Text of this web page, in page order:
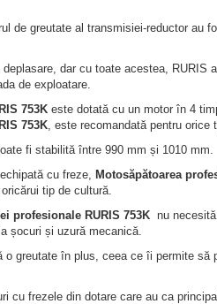
de greutate al transmisiei-reductor au
dar cu toate acestea,
de exploatare.
753Keste dotată cu un motor în 4
753K, este recomandată pentru orice
fi stabilită între 990 mm și 1010 mm.
cu freze, Motosăpătoarea
tip de cultură.
profesionale RURIS 753Knu necesită
șocuri și uzură mecanică.
o greutate în plus, ceea ce îi permite
cu frezele din dotare care au ca